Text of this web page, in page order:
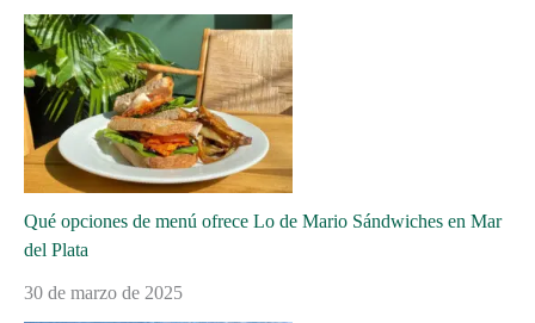
Qué opciones de menú ofrece Lo de Mario Sándwiches en Mar
del Plata
30 de marzo de 2025